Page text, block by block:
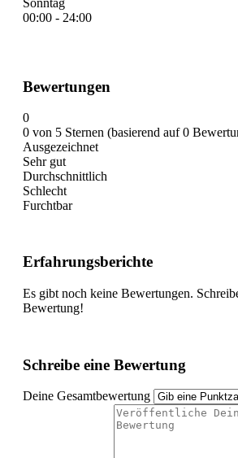
Sonntag
00:00 - 24:00
Bewertungen
0
0 von 5 Sternen (basierend auf 0
Ausgezeichnet
Sehr gut
Durchschnittlich
Schlecht
Furchtbar
Erfahrungsberichte
Es gibt noch keine Bewertungen.
Bewertung!
Schreibe eine Bewertung
Deine Gesamtbewertung